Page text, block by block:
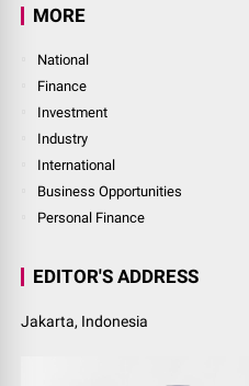
MORE
National
Finance
Investment
Industry
International
Business Opportunities
Personal Finance
EDITOR'S ADDRESS
Jakarta, Indonesia